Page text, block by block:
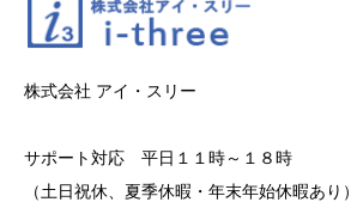
株式会社 アイ・スリー
サポート対応 平日１１時～１８時
（土日祝休、夏季休暇・年末年始休暇あり）